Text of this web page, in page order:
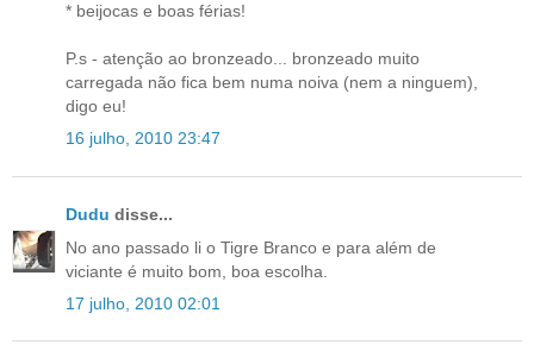
* beijocas e boas férias!
P.s - atenção ao bronzeado... bronzeado muito
carregada não fica bem numa noiva (nem a ninguem),
digo eu!
16 julho, 2010 23:47
Dudu disse...
No ano passado li o Tigre Branco e para além de
viciante é muito bom, boa escolha.
17 julho, 2010 02:01